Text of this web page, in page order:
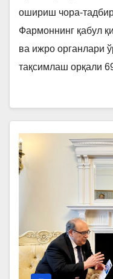
ошириш чора-
Фармоннинг қабул
ва ижро органлари
тақсимлаш орқали